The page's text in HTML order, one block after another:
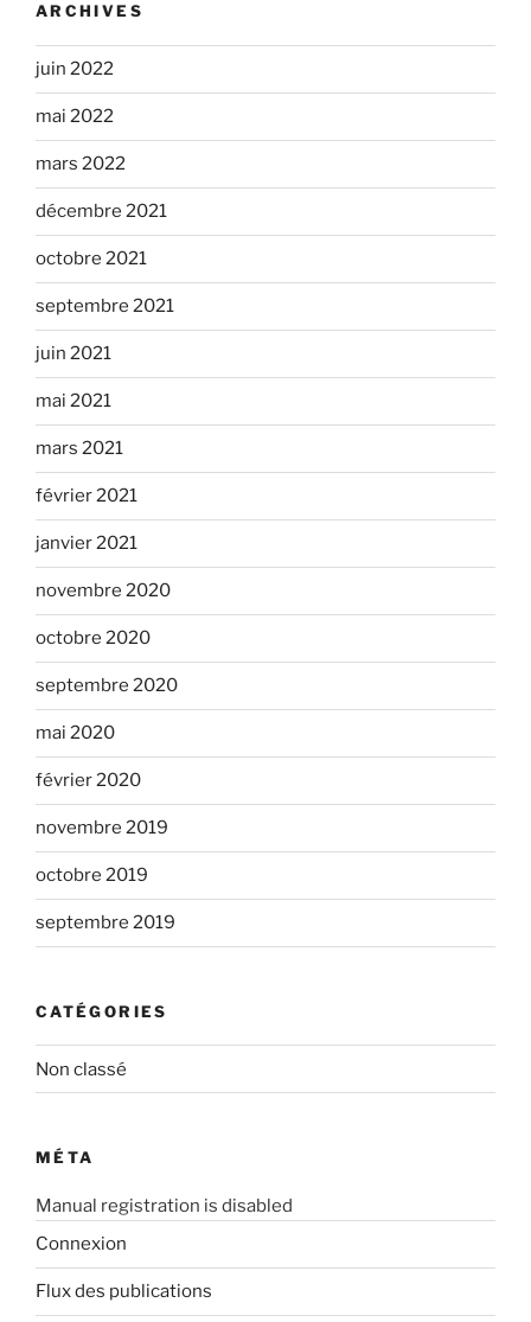
ARCHIVES
juin 2022
mai 2022
mars 2022
décembre 2021
octobre 2021
septembre 2021
juin 2021
mai 2021
mars 2021
février 2021
janvier 2021
novembre 2020
octobre 2020
septembre 2020
mai 2020
février 2020
novembre 2019
octobre 2019
septembre 2019
CATÉGORIES
Non classé
MÉTA
Manual registration is disabled
Connexion
Flux des publications